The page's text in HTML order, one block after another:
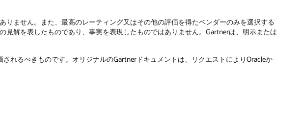
ません。また、最高のレーティング又はその他の評価を得たベンダーのみを選択する
解を表したものであり、事実を表現したものではありません。Gartnerは、明示または
れるべきものです。オリジナルのGartnerドキュメントは、リクエストによりOracleか